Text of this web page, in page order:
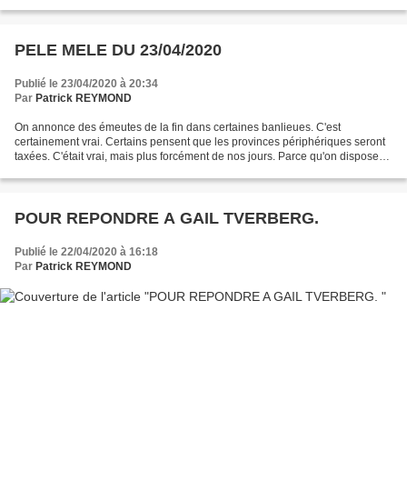
PELE MELE DU 23/04/2020
Publié le 23/04/2020 à 20:34
Par Patrick REYMOND
On annonce des émeutes de la fin dans certaines banlieues. C'est
certainement vrai. Certains pensent que les provinces périphériques seront
taxées. C'était vrai, mais plus forcément de nos jours. Parce qu'on dispose
POUR REPONDRE A GAIL TVERBERG.
Publié le 22/04/2020 à 16:18
Par Patrick REYMOND